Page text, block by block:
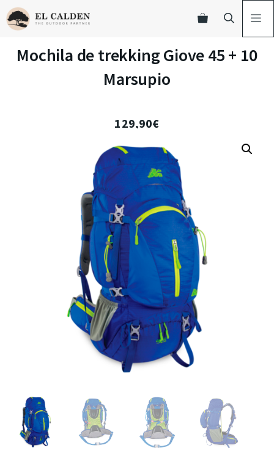
Mochila de trekking Giove 45 + 10
Marsupio
129,90€